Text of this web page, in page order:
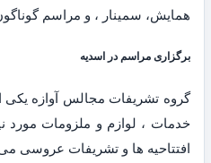
همایش، سمینار ، و مراسم
برگزاری مراسم در اسدیه
گروه تشریفات مجالس آوازه یکی
خدمات ، لوازم و ملزومات مورد
افتتاحیه ها و تشریفات عروسی